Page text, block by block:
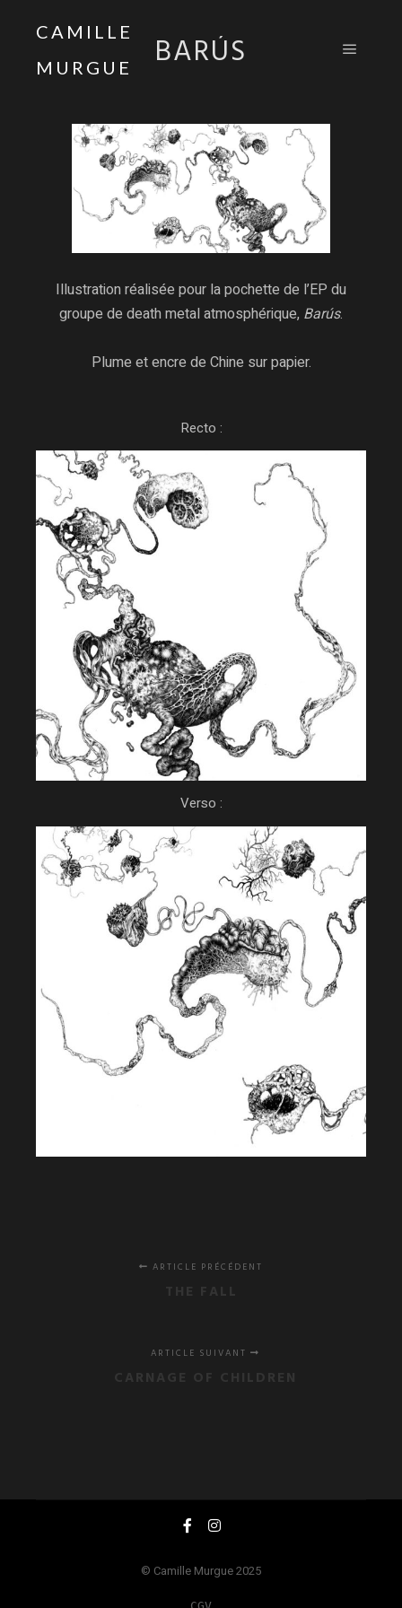
CAMILLE
MURGUE
BARÚS
Illustration réalisée pour la pochette de l’EP du
groupe de death metal atmosphérique, Barús.
Plume et encre de Chine sur papier.
Recto :
Verso :
ARTICLE PRÉCÉDENT
THE FALL
ARTICLE SUIVANT
CARNAGE OF CHILDREN
© Camille Murgue 2025